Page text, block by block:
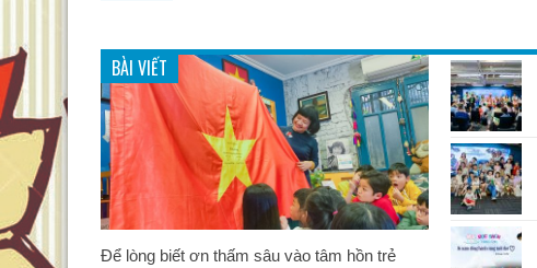
BÀI VIẾT
Để lòng biết ơn thấm sâu vào tâm hồn trẻ